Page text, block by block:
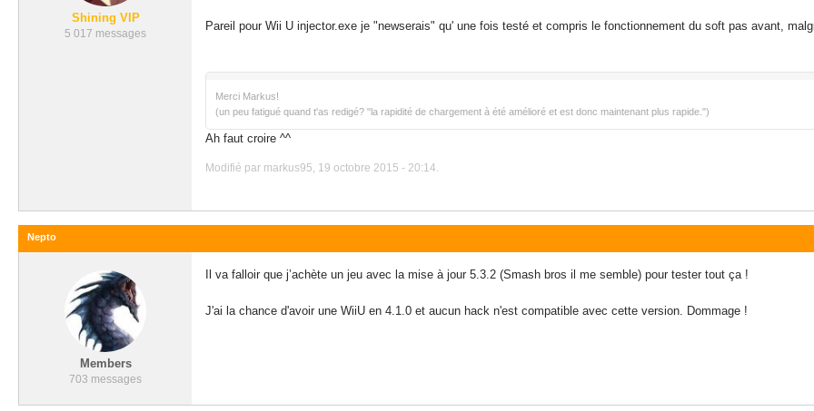
Shining VIP
5 017 messages
Pareil pour Wii U injector.exe je "newserais" qu' une fois testé et compris le fonctionnement du soft pas avant,
Merci Markus!
(un peu fatigué quand t'as redigé? "la rapidité de chargement à été amélioré et est donc maintenant plus rapide.")
Ah faut croire ^^
Modifié par markus95, 19 octobre 2015 - 20:14.
Nepto
Members
703 messages
Il va falloir que j’achète un jeu avec la mise à jour 5.3.2 (Smash bros il me semble) pour tester tout ça !
J'ai la chance d'avoir une WiiU en 4.1.0 et aucun hack n'est compatible avec cette version. Dommage !